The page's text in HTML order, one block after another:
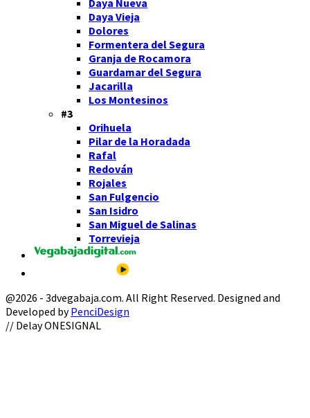
Daya Nueva
Daya Vieja
Dolores
Formentera del Segura
Granja de Rocamora
Guardamar del Segura
Jacarilla
Los Montesinos
#3
Orihuela
Pilar de la Horadada
Rafal
Redován
Rojales
San Fulgencio
San Isidro
San Miguel de Salinas
Torrevieja
@2026 - 3dvegabaja.com. All Right Reserved. Designed and
Developed byPenciDesign
Facebook
Twitter
Instagram
Youtube
Email
// Delay ONESIGNAL